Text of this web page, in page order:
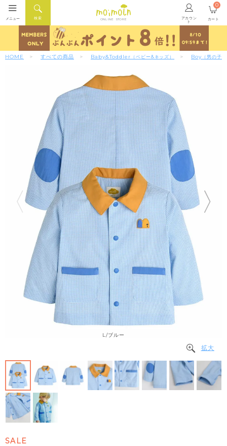
ONLINE STORE アカウン
ト
検索
メニュー カート
0
HOME すべての商品 Baby&Toddler （ベビー&キッズ） Boy （男の子）
L/ブルー
拡大
SALE